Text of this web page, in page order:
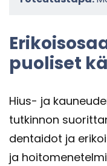
puo­li­set
Hius- ja
tut­kin­non
den­tai­dot ja
ja